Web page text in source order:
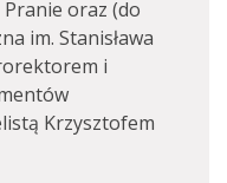
oraz (do
im. Stanisława
i
Krzysztofem